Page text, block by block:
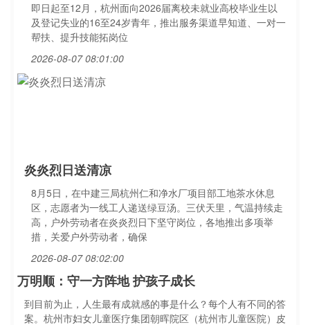
即日起至12月，杭州面向2026届离校未就业高校毕业生以
及登记失业的16至24岁青年，推出服务渠道早知道、一对一
帮扶、提升技能拓岗位
2026-08-07 08:01:00
炎炎烈日送清凉
8月5日，在中建三局杭州仁和净水厂项目部工地茶水休息
区，志愿者为一线工人递送绿豆汤。三伏天里，气温持续走
高，户外劳动者在炎炎烈日下坚守岗位，各地推出多项举
措，关爱户外劳动者，确保
2026-08-07 08:02:00
万明顺：守一方阵地 护孩子成长
到目前为止，人生最有成就感的事是什么？每个人有不同的答
案。杭州市妇女儿童医疗集团朝晖院区（杭州市儿童医院）皮